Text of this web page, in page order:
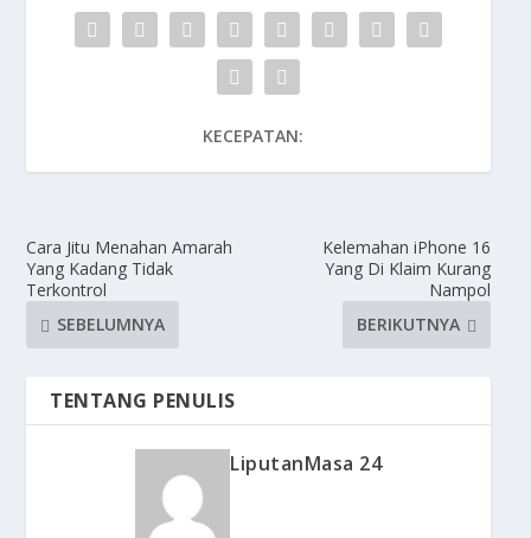
KECEPATAN:
Cara Jitu Menahan Amarah
Yang Kadang Tidak
Terkontrol
SEBELUMNYA
Kelemahan iPhone 16
Yang Di Klaim Kurang
Nampol
BERIKUTNYA
TENTANG PENULIS
LiputanMasa 24